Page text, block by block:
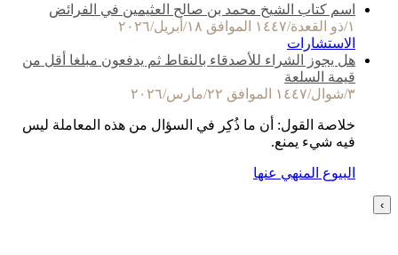
اسم كتاب الشيخ محمد بن صالح العثيمين في الفرائض
١/ذو القعدة/١٤٤٧ الموافق ١٨/أبريل/٢٠٢٦
الاستشارات
هل يجوز الشراء للأصدقاء بالنقاط ثم يدفعون مبلغا أقل من
قيمة السلعة
٣/شوال/١٤٤٧ الموافق ٢٢/مارس/٢٠٢٦
خلاصة القول: أن ما ذُكِر في السؤال من هذه المعاملة ليس
فيه شيء يمنع.
البيوع المنهي عنها
›